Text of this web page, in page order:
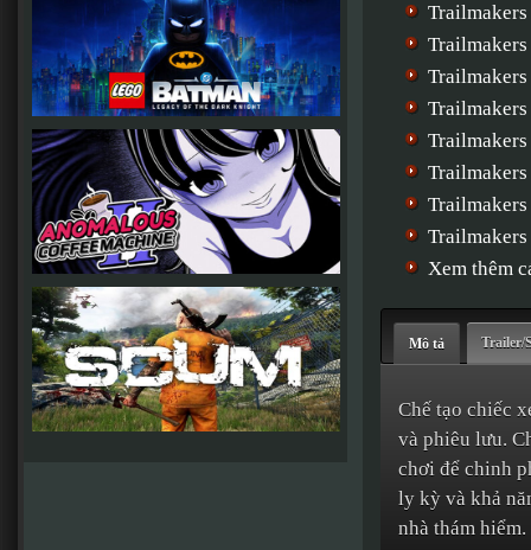
Trailmakers
Xem thêm
Mô tả Trailer/
Chế tạo chiếc
và phiêu lưu.
chơi để chinh
ly kỳ và khả
nhà thám hiểm.